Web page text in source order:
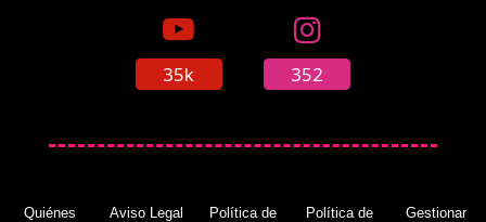
35k 352
Quiénes
Aviso Legal
Política de
Política de
Gestionar